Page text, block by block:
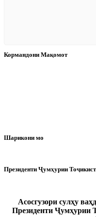
Кормандони Мақомот
Шарикони мо
Президенти Ҷумҳурии
Асосгузори сулҳу
Президенти Ҷумҳурии